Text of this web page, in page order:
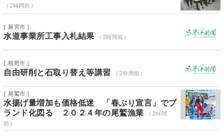
（2時間前）
[ 新宮市 ]
水道事業所工事入札結果 （2時間前）
[ 熊野市 ]
自由研削と石取り替え等講習 （2時間前）
[ 尾鷲市 ]
水揚げ量増加も価格低迷 「春ぶり宣言」でブ
ランド化図る ２０２４年の尾鷲漁業
（2時間
前）